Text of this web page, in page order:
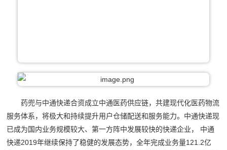
药兜与中通快递合资成立中通医药供应链，共建现代化医药物流
服务体系，将极大和持续提升用户仓储配送和服务能力。中通快递现
已成为国内业务规模较大、第一方阵中发展较快的快递企业， 中通
快递2019年继续保持了稳健的发展态势，全年完成业务量121.2亿